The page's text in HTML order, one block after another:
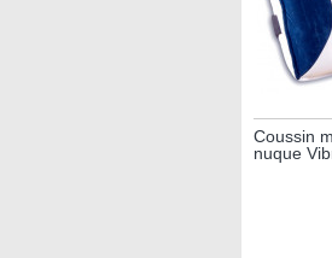
Coussin
nuque